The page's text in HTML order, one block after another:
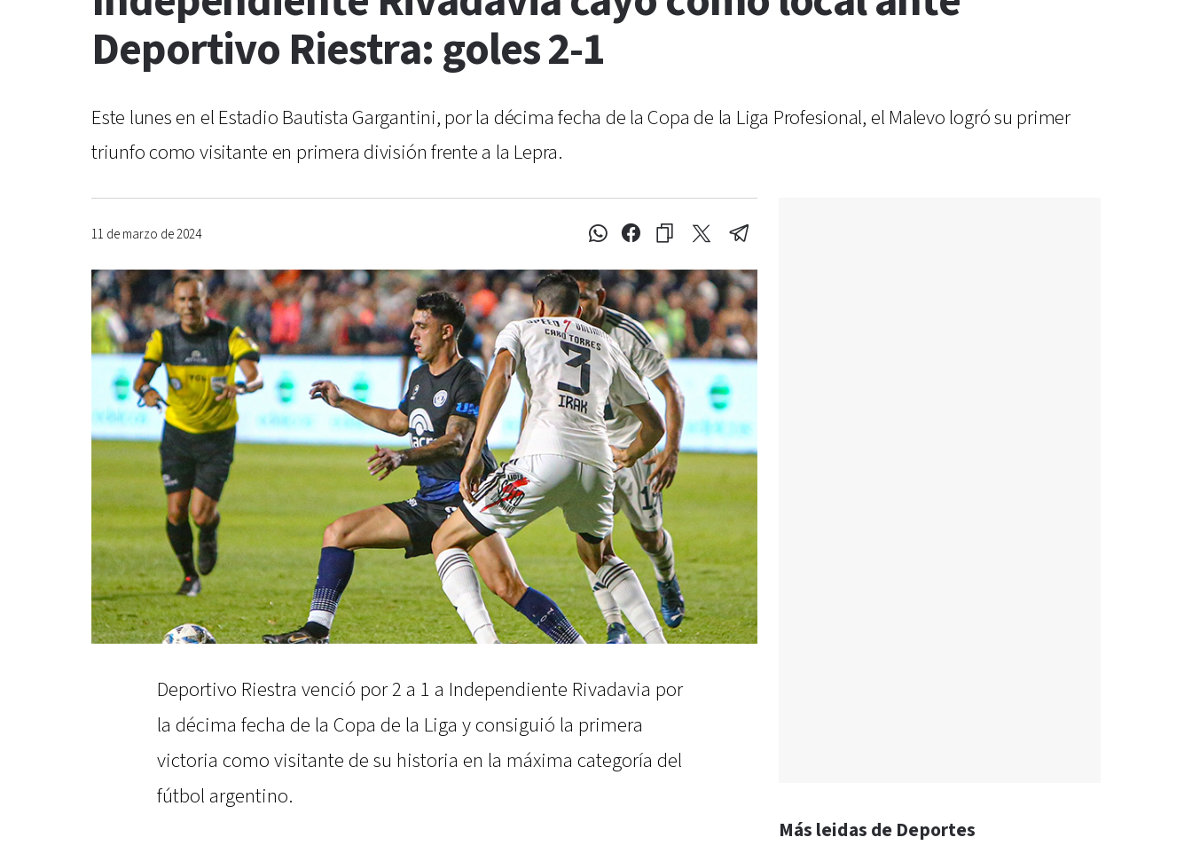
Deportivo Riestra: goles 2-1
Este lunes en el Estadio Bautista Gargantini, por la décima fecha de la Copa de la Liga Profesional, el Malevo logró su primer
triunfo como visitante en primera división frente a la Lepra.
11 de marzo de 2024
Deportivo Riestra venció por 2 a 1 a Independiente Rivadavia por
la décima fecha de la Copa de la Liga y consiguió la primera
victoria como visitante de su historia en la máxima categoría del
fútbol argentino.
Más leidas de Deportes